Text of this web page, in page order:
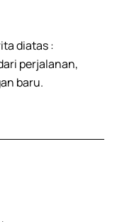
diatas :
perjalanan,
baru.